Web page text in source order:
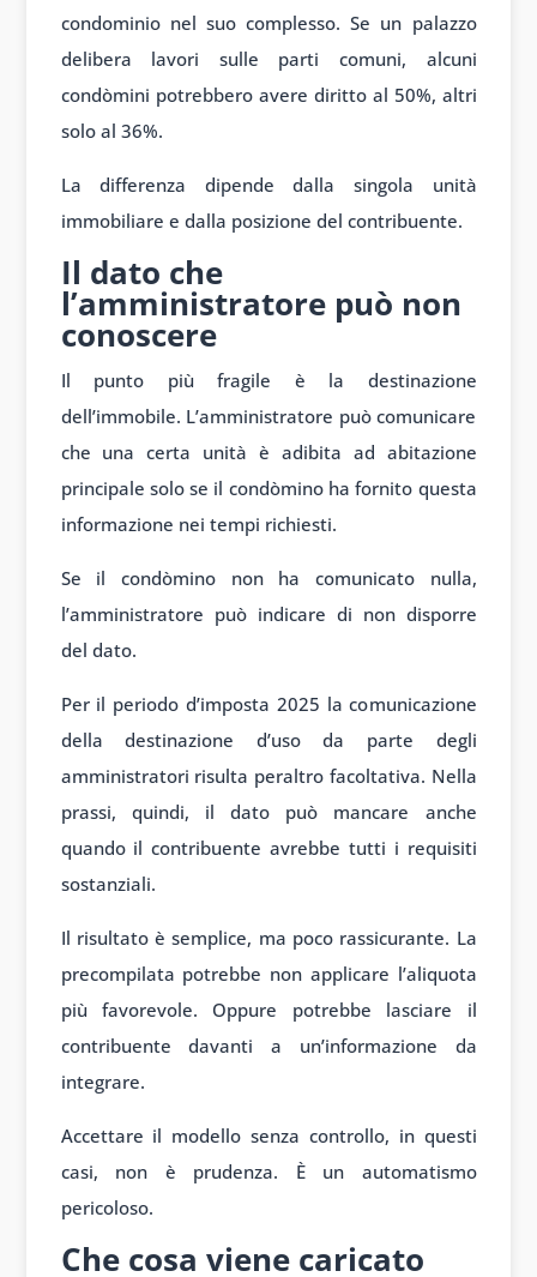
condominio nel suo complesso. Se un palazzo
delibera lavori sulle parti comuni, alcuni
condòmini potrebbero avere diritto al 50%, altri
solo al 36%.
La differenza dipende dalla singola unità
immobiliare e dalla posizione del contribuente.
Il dato che
l’amministratore può non
conoscere
Il punto più fragile è la destinazione
dell’immobile. L’amministratore può comunicare
che una certa unità è adibita ad abitazione
principale solo se il condòmino ha fornito questa
informazione nei tempi richiesti.
Se il condòmino non ha comunicato nulla,
l’amministratore può indicare di non disporre
del dato.
Per il periodo d’imposta 2025 la comunicazione
della destinazione d’uso da parte degli
amministratori risulta peraltro facoltativa. Nella
prassi, quindi, il dato può mancare anche
quando il contribuente avrebbe tutti i requisiti
sostanziali.
Il risultato è semplice, ma poco rassicurante. La
precompilata potrebbe non applicare l’aliquota
più favorevole. Oppure potrebbe lasciare il
contribuente davanti a un’informazione da
integrare.
Accettare il modello senza controllo, in questi
casi, non è prudenza. È un automatismo
pericoloso.
Che cosa viene caricato